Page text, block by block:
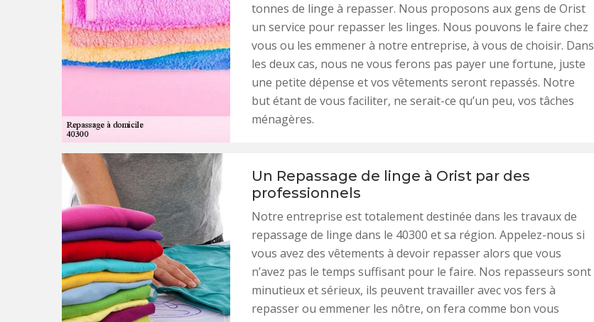
tonnes de linge à repasser. Nous proposons aux gens de Orist
un service pour repasser les linges. Nous pouvons le faire chez
vous ou les emmener à notre entreprise, à vous de choisir. Dans
les deux cas, nous ne vous ferons pas payer une fortune, juste
une petite dépense et vos vêtements seront repassés. Notre
but étant de vous faciliter, ne serait-ce qu’un peu, vos tâches
ménagères.
Un Repassage de linge à Orist par des
professionnels
Notre entreprise est totalement destinée dans les travaux de
repassage de linge dans le 40300 et sa région. Appelez-nous si
vous avez des vêtements à devoir repasser alors que vous
n’avez pas le temps suffisant pour le faire. Nos repasseurs sont
minutieux et sérieux, ils peuvent travailler avec vos fers à
repasser ou emmener les nôtre, on fera comme bon vous